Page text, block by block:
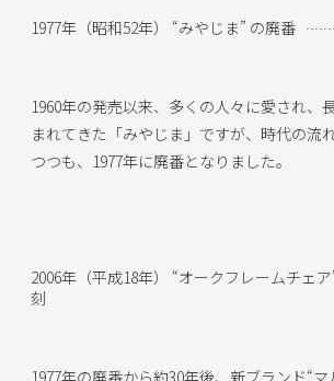
1977年（昭和52年） “みやじま” の廃番
1960年の発売以来、多くの人々に愛され、
まれてきた「みやじま」ですが、時代の流
つつも、1977年に廃番となりました。
2006年（平成18年） “オークフレームチェ
刻